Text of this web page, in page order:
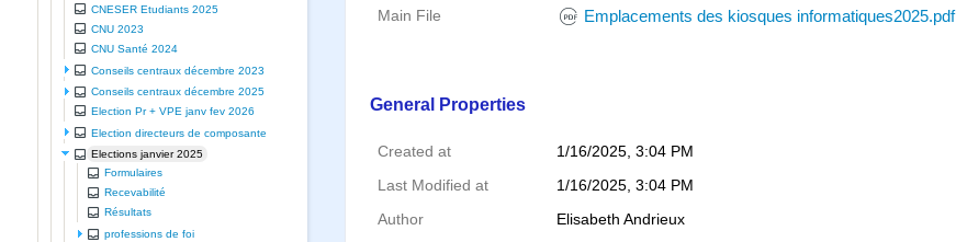
CNESER Etudiants 2025
CNU 2023
CNU Santé 2024
Conseils centraux décembre 2023
Conseils centraux décembre 2025
Election Pr + VPE janv fev 2026
Election directeurs de composante
Elections janvier 2025
Formulaires
Recevabilité
Résultats
professions de foi
Main File Emplacements des kiosques informatiques2025.pdf
General Properties
Created at 1/16/2025, 3:04 PM
Last Modified at 1/16/2025, 3:04 PM
Author Elisabeth Andrieux